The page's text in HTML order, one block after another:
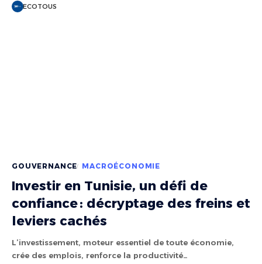
ECOTOUS
GOUVERNANCE MACROÉCONOMIE
Investir en Tunisie, un défi de
confiance : décryptage des freins et
leviers cachés
L’investissement, moteur essentiel de toute économie,
crée des emplois, renforce la productivité…